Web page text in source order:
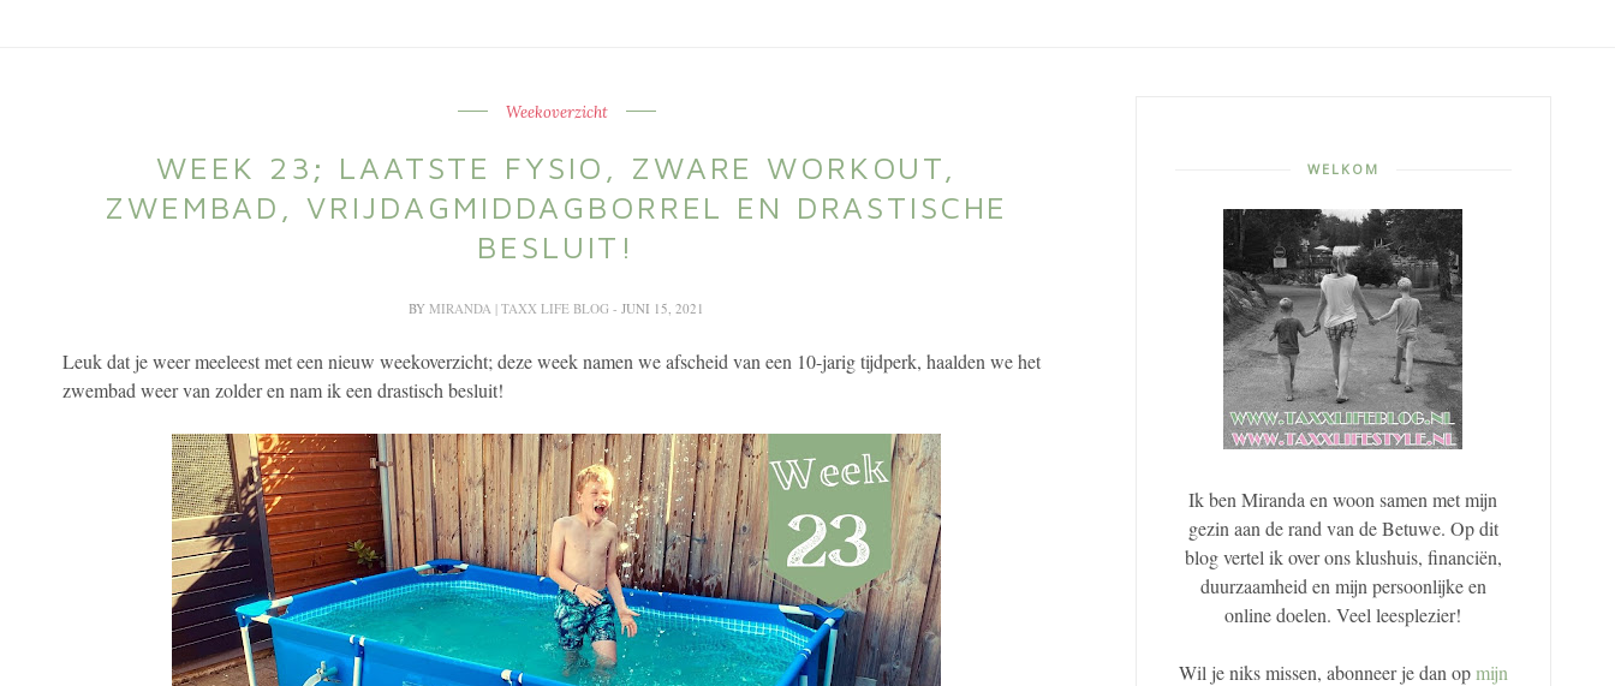
Weekoverzicht
WEEK 23; LAATSTE FYSIO, ZWARE WORKOUT,
ZWEMBAD, VRIJDAGMIDDAGBORREL EN DRASTISCHE
BESLUIT!
BYMIRANDA | TAXX LIFE BLOG- JUNI 15, 2021
Leuk dat je weer meeleest met een nieuw weekoverzicht; deze week namen we afscheid van een 10-jarig tijdperk, haalden we het
zwembad weer van zolder en nam ik een drastisch besluit!
WELKOM
Ik ben Miranda en woon samen met mijn
gezin aan de rand van de Betuwe. Op dit
blog vertel ik over ons klushuis, financiën,
duurzaamheid en mijn persoonlijke en
online doelen. Veel leesplezier!
Wil je niks missen, abonneer je dan opmijn